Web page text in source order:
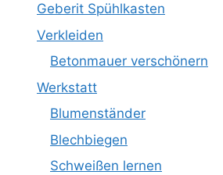
Geberit Spühlkasten
Verkleiden
Betonmauer verschönern
Werkstatt
Blumenständer
Blechbiegen
Schweißen lernen